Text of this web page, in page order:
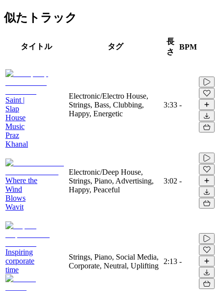
似たトラック
タイトル タグ
長
さ
BPM
Saint |
Slap
House
Music
Praz
Khanal
Electronic/Electro House,
Strings, Bass, Clubbing,
Happy, Energetic
3:33 -
Where the
Wind
Blows
Wavit
Electronic/Deep House,
Strings, Piano, Advertising,
Happy, Peaceful
3:02 -
Inspiring
corporate
time
Strings, Piano, Social Media,
Corporate, Neutral, Uplifting
2:13 -